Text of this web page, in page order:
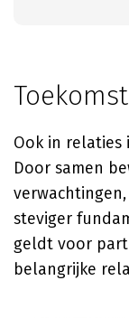
Ook in relaties
Door samen
steviger
geldt voor
belangrijke